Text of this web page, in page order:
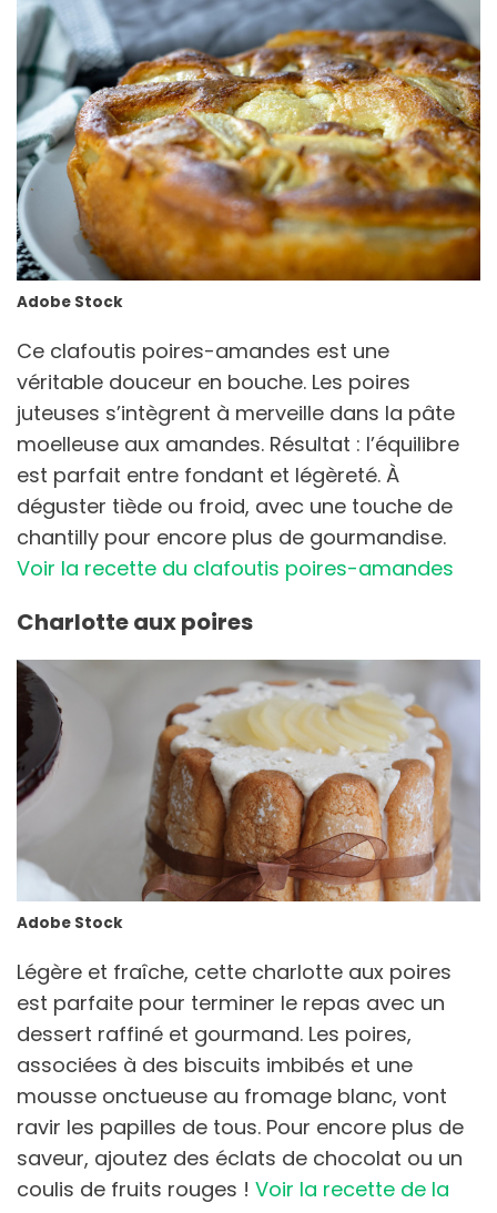
Adobe Stock
Ce clafoutis poires-amandes est une
véritable douceur en bouche. Les poires
juteuses s’intègrent à merveille dans la pâte
moelleuse aux amandes. Résultat : l’équilibre
est parfait entre fondant et légèreté. À
déguster tiède ou froid, avec une touche de
chantilly pour encore plus de gourmandise.
Voir la recette du clafoutis poires-amandes
Charlotte aux poires
Adobe Stock
Légère et fraîche, cette charlotte aux poires
est parfaite pour terminer le repas avec un
dessert raffiné et gourmand. Les poires,
associées à des biscuits imbibés et une
mousse onctueuse au fromage blanc, vont
ravir les papilles de tous. Pour encore plus de
saveur, ajoutez des éclats de chocolat ou un
coulis de fruits rouges ! Voir la recette de la